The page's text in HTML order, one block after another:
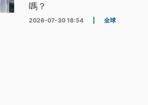
嗎？
2026-07-30 18:54 全球